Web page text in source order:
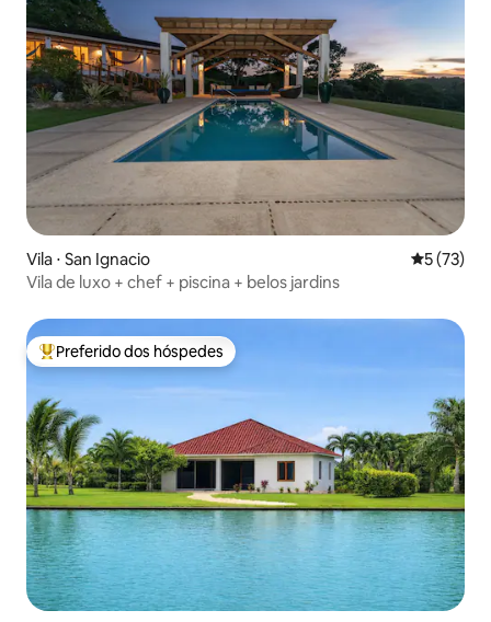
Vila ⋅ San Ignacio 5 de uma
5 (73)
Vila de luxo + chef + piscina + belos jardins
Entre os melhores preferidos dos hóspedes
Preferido dos hóspedes